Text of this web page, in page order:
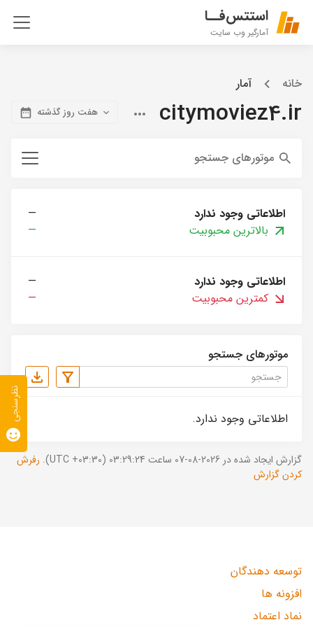
استتس‌فــا
آمارگیر وب سایت
خانه آمار
citymoviez4.ir هفت روز گذشته
موتورهای جستجو
اطلاعاتی وجود ندارد
—
بالاترین محبوبیت
—
اطلاعاتی وجود ندارد
—
کمترین محبوبیت
—
موتورهای جستجو
اطلاعاتی وجود ندارد.
گزارش ایجاد شده در 2026-08-07 ساعت 03:29:24 (UTC +03:30).
رفرش
کردن گزارش
توسعه دهندگان
افزونه ها
نماد اعتماد
نظرسنجی